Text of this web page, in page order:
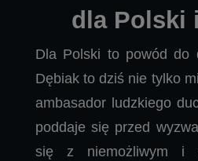
dla Polski
Dla Polski to powód do
Dębiak to dziś nie tylko
ambasador ludzkiego
poddaje się przed
się z niemożliwym i